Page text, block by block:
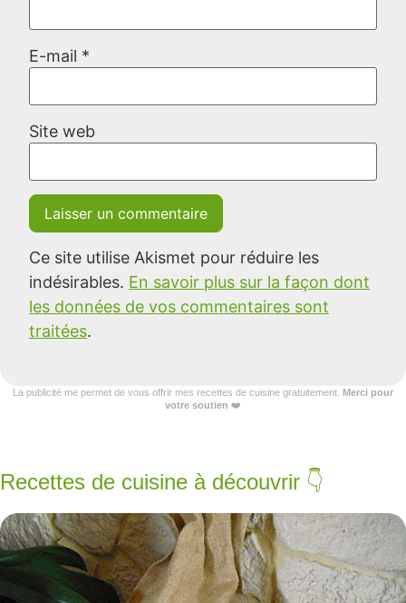
E-mail *
Site web
Ce site utilise Akismet pour réduire les
indésirables. En savoir plus sur la façon dont
les données de vos commentaires sont
traitées.
La publicité me permet de vous offrir mes recettes de cuisine gratuitement. Merci pour
votre soutien ❤️
Recettes de cuisine à découvrir 👇